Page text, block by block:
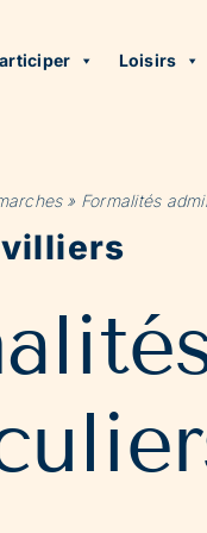
Loisirs
» Formalités